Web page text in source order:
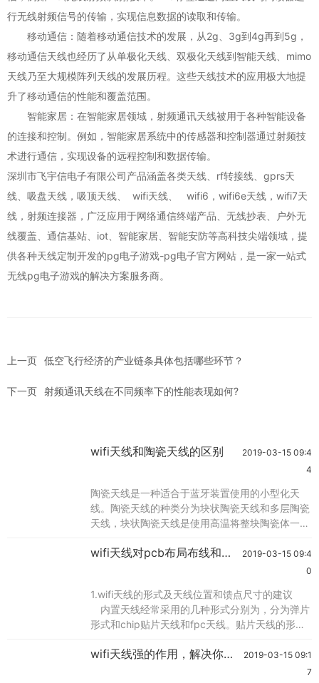
行无线射频信号的传输，实现信息数据的读取和传输。
移动通信：随着移动通信技术的发展，从2g、3g到4g再到5g，
移动通信天线也经历了从单极化天线、双极化天线到智能天线、mimo
天线乃至大规模阵列天线的发展历程。这些天线技术的应用极大地提
升了移动通信的性能和覆盖范围。
智能家居：在智能家居领域，射频通讯天线被用于各种智能设备
的连接和控制。例如，智能家居系统中的传感器和控制器通过射频技
术进行通信，实现设备的远程控制和数据传输。
深圳市飞宇信电子有限公司产品涵盖各类天线、rf转接线、gprs天
线、吸盘天线，吸顶天线、 wifi天线、 wifi6，wifi6e天线，wifi7天
线，射频连接器，广泛应用于网络通信终端产品、无线抄表、户外无
线覆盖、通信基站、iot、智能家居、智能安防等高科技尖端领域，提
供各种天线定制开发的pg电子游戏-pg电子官方网站 ，是一家一站式
无线pg电子游戏的解决方案服务商。
上一页 低空飞行经济的产业链条具体包括哪些环节？
下一页 射频通讯天线在不同频率下的性能表现如何?
wifi天线和陶瓷天线的区别
2019-03-15 09:4
4
陶瓷天线是一种适合于蓝牙装置使用的小型化天
线。陶瓷天线的种类分为块状陶瓷天线和多层陶瓷
天线，块状陶瓷天线是使用高温将整块陶瓷体一次
的表面上。多层天线烧制采用低温共烧的方式将多
层陶瓷叠压对位再以高温烧结，所以天线的金属导
一来可以有效缩小天线尺寸，并能达到隐藏天线的
目的。由于陶瓷本身介电常数较pcb电路板高，所
wifi天线对pcb布局布线和结
2019-03-15 09:4
0
1.wifi天线的形式及天线位置和馈点尺寸的建议
内置天线经常采用的几种形式分别为，分为弹片
形式和chip贴片天线和fpc天线。贴片天线的形式
根据具体规格的天线也是固定的。另外根据特定型
号的天线有相关的天线周围净空的要求和设备尺寸
wifi天线强的作用，解决你手
2019-03-15 09:1
7